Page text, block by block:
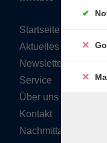
Startseite
Aktuelles
Newsletter
Service
Über uns
Kontakt